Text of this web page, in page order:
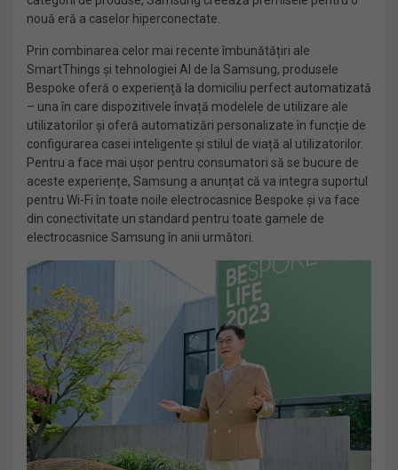
nouă eră a caselor hiperconectate.
Prin combinarea celor mai recente îmbunătățiri ale
SmartThings și tehnologiei AI de la Samsung, produsele
Bespoke oferă o experiență la domiciliu perfect automatizată
– una în care dispozitivele învață modelele de utilizare ale
utilizatorilor și oferă automatizări personalizate în funcție de
configurarea casei inteligente și stilul de viață al utilizatorilor.
Pentru a face mai ușor pentru consumatori să se bucure de
aceste experiențe, Samsung a anunțat că va integra suportul
pentru Wi-Fi în toate noile electrocasnice Bespoke și va face
din conectivitate un standard pentru toate gamele de
electrocasnice Samsung în anii următori.